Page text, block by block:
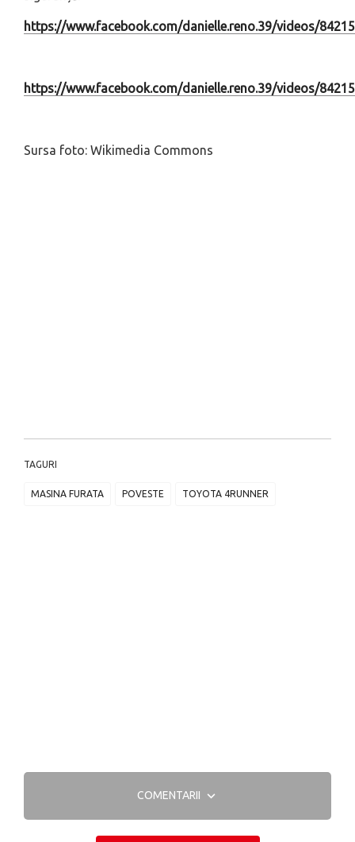
https://www.facebook.com/danielle.reno.39/videos/
https://www.facebook.com/danielle.reno.39/videos/
Sursa foto: Wikimedia Commons
TAGURI
MASINA FURATA POVESTE TOYOTA 4RUNNER
COMENTARII